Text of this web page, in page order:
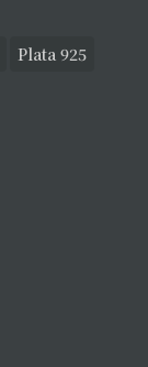
Plata 925